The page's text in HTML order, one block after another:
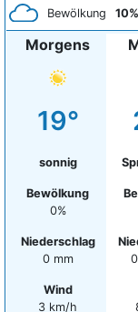
Bewölkung 10%
Morgens
19°
sonnig
Bewölkung
0%
Niederschlag
0 mm
Wind
3 km/h